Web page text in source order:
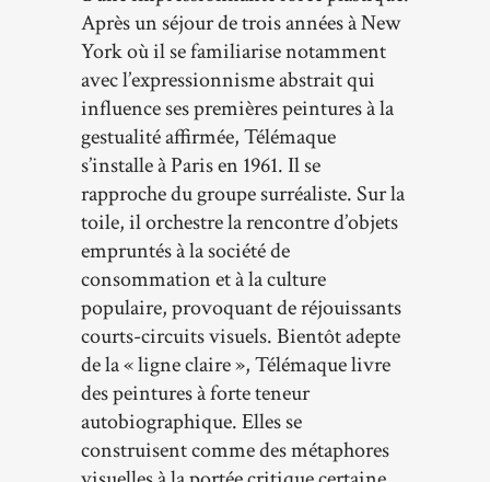
Après un séjour de trois années à New
York où il se familiarise notamment
avec l’expressionnisme abstrait qui
influence ses premières peintures à la
gestualité affirmée, Télémaque
s’installe à Paris en 1961. Il se
rapproche du groupe surréaliste. Sur la
toile, il orchestre la rencontre d’objets
empruntés à la société de
consommation et à la culture
populaire, provoquant de réjouissants
courts-circuits visuels. Bientôt adepte
de la « ligne claire », Télémaque livre
des peintures à forte teneur
autobiographique. Elles se
construisent comme des métaphores